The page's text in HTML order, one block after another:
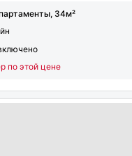
34м²
по этой цене